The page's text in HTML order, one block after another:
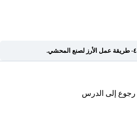
٤- طريقة عمل الأرز لصنع المحشي.
رجوع إلى الدرس